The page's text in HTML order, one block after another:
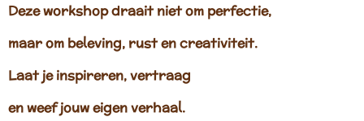
Deze workshop draait niet om perfectie,
maar om beleving, rust en creativiteit.
Laat je inspireren, vertraag
en weef jouw eigen verhaal.